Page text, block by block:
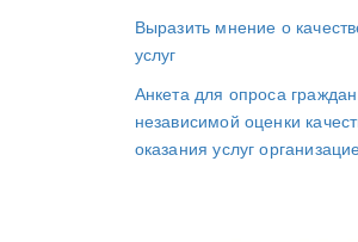
Выразить мнение о
услуг
Анкета для опроса
независимой оценки
оказания услуг